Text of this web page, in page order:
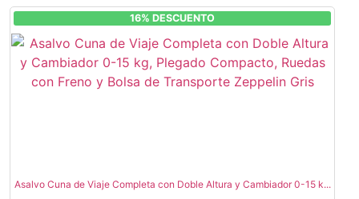
16% DESCUENTO
Asalvo Cuna de Viaje Completa con Doble Altura y Cambiador 0-15 k...